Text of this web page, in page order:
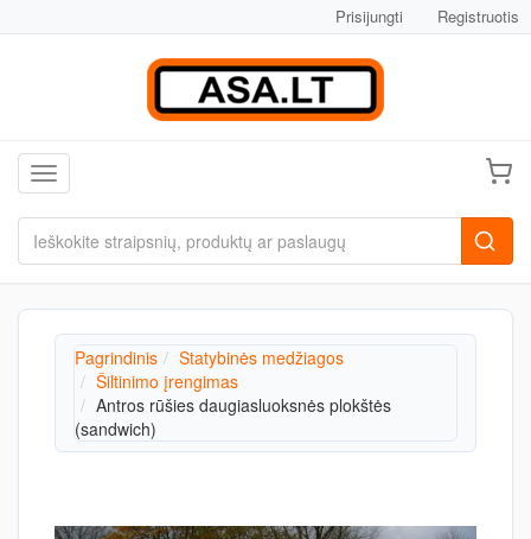
Prisijungti Registruotis
Toggle navigation
Pagrindinis
Statybinės medžiagos
Šiltinimo įrengimas
Antros rūšies daugiasluoksnės plokštės
(sandwich)